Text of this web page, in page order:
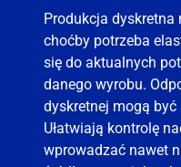
Case study
Baza wiedzy
Produkcja dyskretna
choćby potrzeba
się do aktualnych
danego wyrobu.
dyskretnej mogą
Ułatwiają kontrolę
wprowadzać nawet